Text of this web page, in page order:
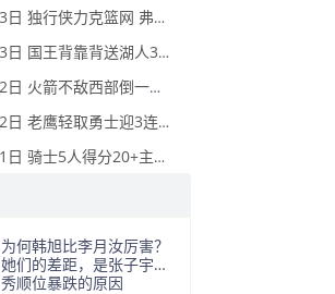
2026年01月13日 独行侠力克篮网 弗拉格27+5+5 克莱18分 小波特28+9
2026年01月13日 国王背靠背送湖人3连败 东契奇空砍42+7+8+4断 威少22+5+7
2026年01月12日 火箭不敌西部倒一国王遭遇3连败！申京复出19+9 阿门31+13+6
2026年01月12日 老鹰轻取勇士迎3连胜 约翰逊23+11+6 CJ首秀12分 库里31+5
2026年01月11日 骑士5人得分20+主场复仇森林狼 米切尔28+8 爱德华兹25+5
为何韩旭比李月汝厉害？
她们的差距，是张子宇选
秀顺位暴跌的原因